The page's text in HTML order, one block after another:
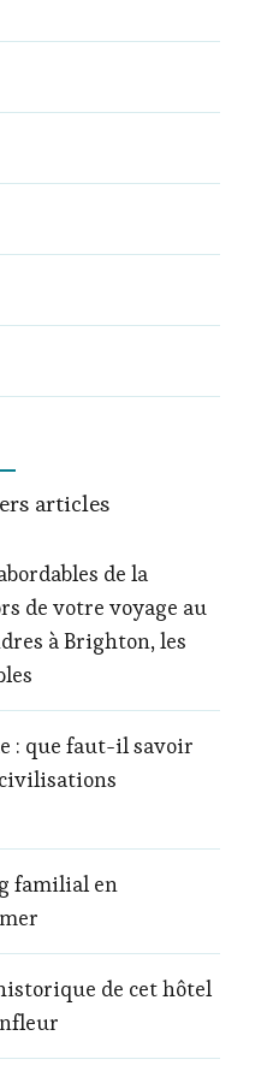
articles
de la
de votre voyage au
à Brighton, les
: que faut-il savoir
familial en
de cet hôtel